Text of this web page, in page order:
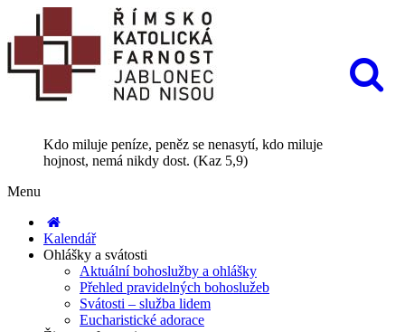
Kdo miluje peníze, peněz se nenasytí, kdo miluje
hojnost, nemá nikdy dost. (Kaz 5,9)
Menu
Kalendář
Ohlášky a svátosti
Aktuální bohoslužby a ohlášky
Přehled pravidelných bohoslužeb
Svátosti – služba lidem
Eucharistické adorace